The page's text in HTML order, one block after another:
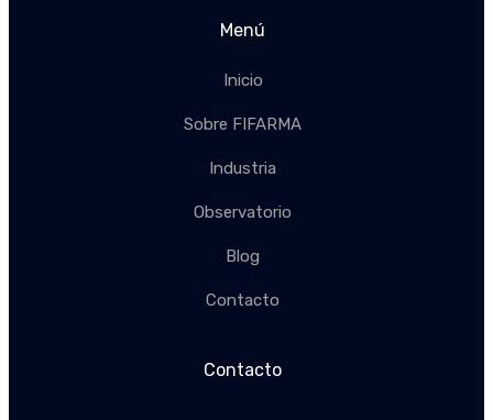
Menú
Inicio
Sobre FIFARMA
Industria
Observatorio
Blog
Contacto
Contacto